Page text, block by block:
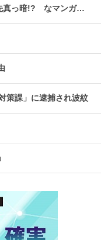
１０年連続でマイナス成長!! お先真っ暗!? なマンガ産業研究
策課」に逮捕され波紋